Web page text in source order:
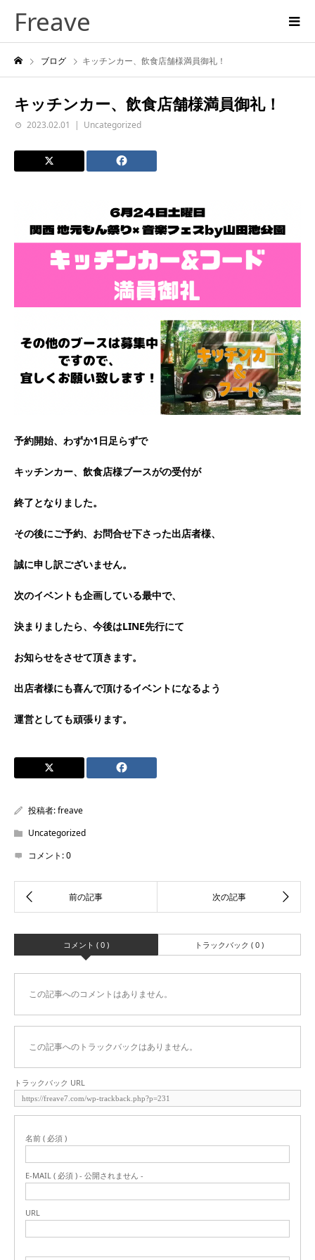
Freave
ブログ キッチンカー、飲食店舗様満員御礼！
キッチンカー、飲食店舗様満員御礼！
2023.02.01 Uncategorized
予約開始、わずか1日足らずで
キッチンカー、飲食店様ブースがの受付が
終了となりました。
その後にご予約、お問合せ下さった出店者様、
誠に申し訳ございません。
次のイベントも企画している最中で、
決まりましたら、今後はLINE先行にて
お知らせをさせて頂きます。
出店者様にも喜んで頂けるイベントになるよう
運営としても頑張ります。
投稿者:freave
Uncategorized
コメント:0
コメント ( 0 ) トラックバック ( 0 )
この記事へのコメントはありません。
この記事へのトラックバックはありません。
トラックバック URL
名前 ( 必須 )
E-MAIL ( 必須 ) - 公開されません -
URL